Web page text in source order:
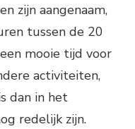
zijn aangenaam,
tussen de 20
mooie tijd voor
activiteiten,
dan in het
redelijk zijn.